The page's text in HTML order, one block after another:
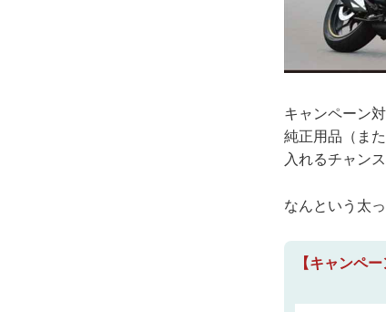
キャンペーン
純正用品（ま
入れるチャン
なんという太
【キャンペ